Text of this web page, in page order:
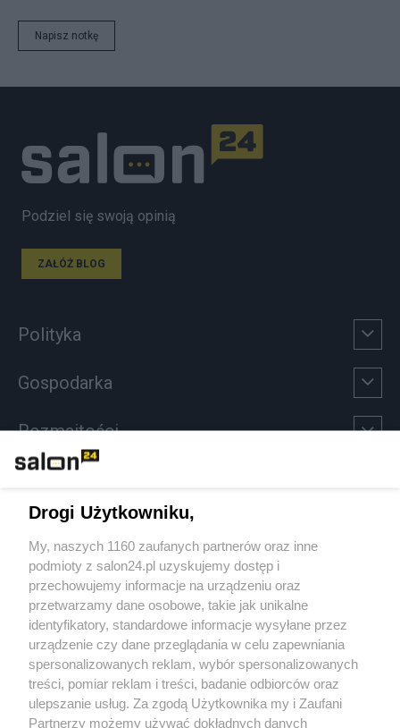
Napisz notkę
Podziel się swoją opinią
ZAŁÓŻ BLOG
Polityka
Gospodarka
Rozmaitości
Sport
Społeczeństwo
Kultura
X Facebook Instagram Youtube
Drogi Użytkowniku,
My, naszych 1160 zaufanych partnerów oraz inne
podmioty z salon24.pl uzyskujemy dostęp i
przechowujemy informacje na urządzeniu oraz
przetwarzamy dane osobowe, takie jak unikalne
identyfikatory, standardowe informacje wysyłane przez
urządzenie czy dane przeglądania w celu zapewniania
spersonalizowanych reklam, wybór spersonalizowanych
treści, pomiar reklam i treści, badanie odbiorców oraz
ulepszanie usług. Za zgodą Użytkownika my i Zaufani
Partnerzy możemy używać dokładnych danych